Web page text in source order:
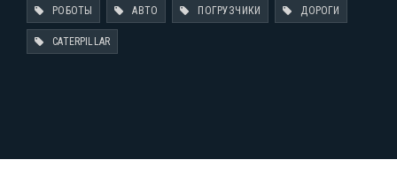
РОБОТЫ АВТО ПОГРУЗЧИКИ ДОРОГИ
CATERPILLAR